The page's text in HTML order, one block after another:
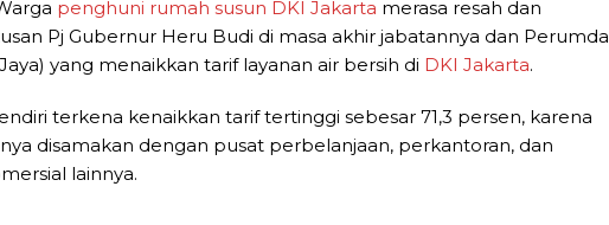
penghuni rumah susun DKI Jakarta merasa resah dan
Pj Gubernur Heru Budi di masa akhir jabatannya dan Perumda
yang menaikkan tarif layanan air bersih di DKI Jakarta.
terkena kenaikkan tarif tertinggi sebesar 71,3 persen, karena
disamakan dengan pusat perbelanjaan, perkantoran, dan
lainnya.